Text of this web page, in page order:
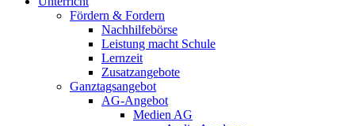
Fördern & Fordern
Nachhilfebörse
Leistung macht Schule
Lernzeit
Zusatzangebote
Ganztagsangebot
AG-Angebot
Medien AG